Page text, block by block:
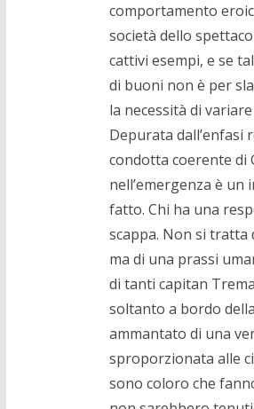
comportamento
società dello
cattivi esempi, e se
di buoni non è per
la necessità di
Depurata dall’enfasi
condotta coerente di
nell’emergenza è un
fatto. Chi ha una
scappa. Non si tratta
ma di una prassi
di tanti capitan
soltanto a bordo
ammantato di una
sproporzionata alle
sono coloro che